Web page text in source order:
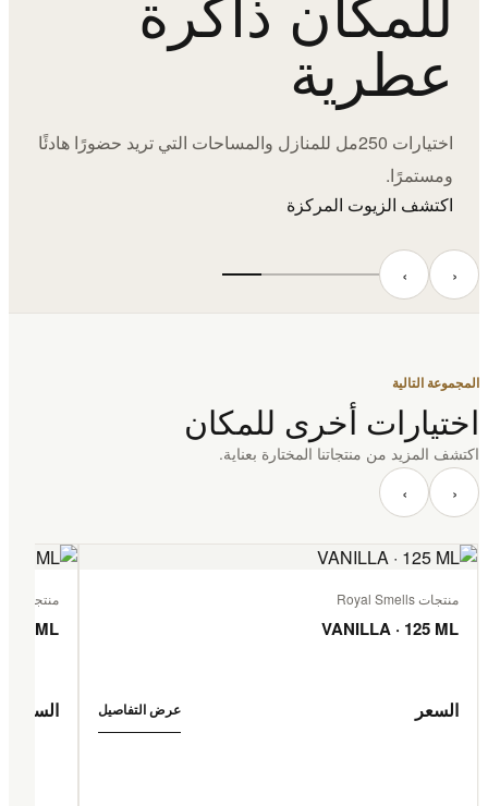
عطرية
اختيارات 250مل للمنازل والمساحات التي تريد حضورًا هادئًا
ومستمرًا.
اكتشف الزيوت المركزة
‹ ›
المجموعة التالية
اختيارات أخرى للمكان
اكتشف المزيد من منتجاتنا المختارة بعناية.
‹ ›
منتجات Royal Smells
VANILLA · 125 ML
السعر عرض التفاصيل
منتجات Royal Smells
ML
السعر